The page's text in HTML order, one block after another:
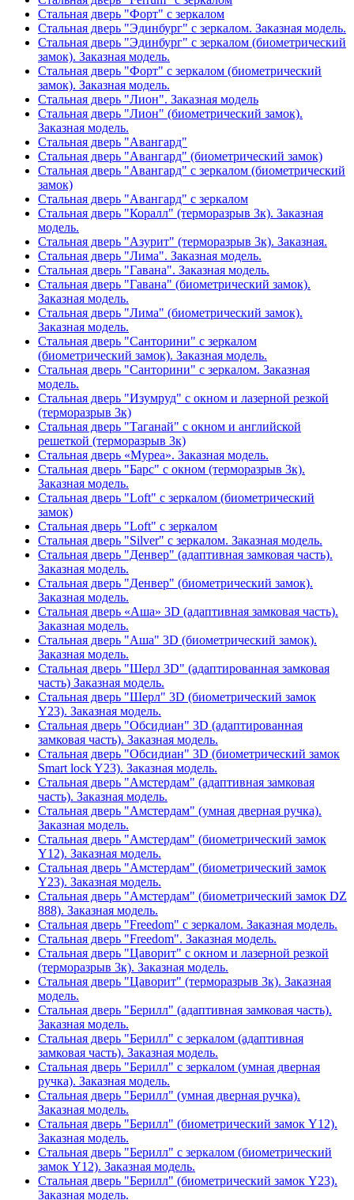
Стальная дверь "Форт" с зеркалом
Стальная дверь "Эдинбург" с зеркалом. Заказная модель.
Стальная дверь "Эдинбург" с зеркалом (биометрический
замок). Заказная модель.
Стальная дверь "Форт" с зеркалом (биометрический
замок). Заказная модель.
Стальная дверь "Лион". Заказная модель
Стальная дверь "Лион" (биометрический замок).
Заказная модель.
Стальная дверь "Авангард"
Стальная дверь "Авангард" (биометрический замок)
Стальная дверь "Авангард" с зеркалом (биометрический
замок)
Стальная дверь "Авангард" с зеркалом
Стальная дверь "Коралл" (терморазрыв 3к). Заказная
модель.
Стальная дверь "Азурит" (терморазрыв 3к). Заказная.
Стальная дверь "Лима". Заказная модель.
Стальная дверь "Гавана". Заказная модель.
Стальная дверь "Гавана" (биометрический замок).
Заказная модель.
Стальная дверь "Лима" (биометрический замок).
Заказная модель.
Стальная дверь "Санторини" с зеркалом
(биометрический замок). Заказная модель.
Стальная дверь "Санторини" с зеркалом. Заказная
модель.
Стальная дверь "Изумруд" с окном и лазерной резкой
(терморазрыв 3к)
Стальная дверь "Таганай" с окном и английской
решеткой (терморазрыв 3к)
Стальная дверь «Муреа». Заказная модель.
Стальная дверь "Барс" с окном (терморазрыв 3к).
Заказная модель.
Стальная дверь "Loft" с зеркалом (биометрический
замок)
Стальная дверь "Loft" с зеркалом
Стальная дверь "Silver" с зеркалом. Заказная модель.
Стальная дверь "Денвер" (адаптивная замковая часть).
Заказная модель.
Стальная дверь "Денвер" (биометрический замок).
Заказная модель.
Стальная дверь «Аша» 3D (адаптивная замковая часть).
Заказная модель.
Стальная дверь "Аша" 3D (биометрический замок).
Заказная модель.
Стальная дверь "Шерл 3D" (адаптированная замковая
часть) Заказная модель.
Стальная дверь "Шерл" 3D (биометрический замок
Y23). Заказная модель.
Стальная дверь "Обсидиан" 3D (адаптированная
замковая часть). Заказная модель.
Стальная дверь "Обсидиан" 3D (биометрический замок
Smart lock Y23). Заказная модель.
Стальная дверь "Амстердам" (адаптивная замковая
часть). Заказная модель.
Стальная дверь "Амстердам" (умная дверная ручка).
Заказная модель.
Стальная дверь "Амстердам" (биометрический замок
Y12). Заказная модель.
Стальная дверь "Амстердам" (биометрический замок
Y23). Заказная модель.
Стальная дверь "Амстердам" (биометрический замок DZ
888). Заказная модель.
Стальная дверь "Freedom" с зеркалом. Заказная модель.
Стальная дверь "Freedom". Заказная модель.
Стальная дверь "Цаворит" с окном и лазерной резкой
(терморазрыв 3к). Заказная модель.
Стальная дверь "Цаворит" (терморазрыв 3к). Заказная
модель.
Стальная дверь "Берилл" (адаптивная замковая часть).
Заказная модель.
Стальная дверь "Берилл" с зеркалом (адаптивная
замковая часть). Заказная модель.
Стальная дверь "Берилл" с зеркалом (умная дверная
ручка). Заказная модель.
Стальная дверь "Берилл" (умная дверная ручка).
Заказная модель.
Стальная дверь "Берилл" (биометрический замок Y12).
Заказная модель.
Стальная дверь "Берилл" с зеркалом (биометрический
замок Y12). Заказная модель.
Стальная дверь "Берилл" (биометрический замок Y23).
Заказная модель.